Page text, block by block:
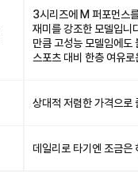
3시리즈에 M 퍼포먼스
재미를 강조한 모델입니
만큼 고성능 모델임에
스포츠 대비 한층 여유
상대적 저렴한 가격으로
데일리로 타기엔 조금은